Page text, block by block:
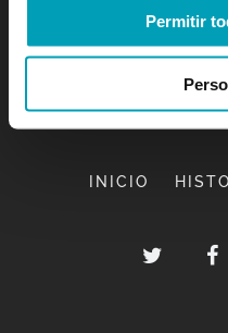
Permitir
INICIO